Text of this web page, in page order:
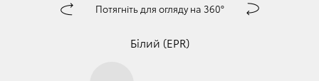
󰀅 Потягніть для огляду на 360° 󰀄
Білий (EPR)